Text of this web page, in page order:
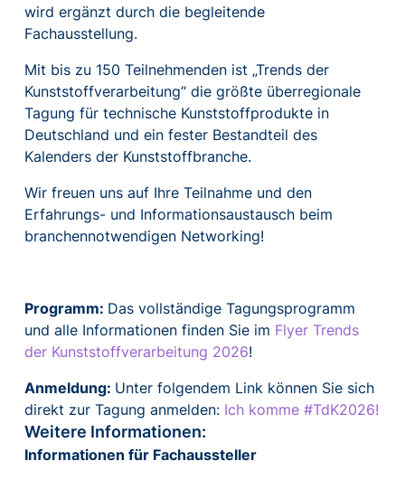
wird ergänzt durch die begleitende
Fachausstellung.
Mit bis zu 150 Teilnehmenden ist „Trends der
Kunststoffverarbeitung“ die größte überregionale
Tagung für technische Kunststoffprodukte in
Deutschland und ein fester Bestandteil des
Kalenders der Kunststoffbranche.
Wir freuen uns auf Ihre Teilnahme und den
Erfahrungs- und Informationsaustausch beim
branchennotwendigen Networking!
Programm: Das vollständige Tagungsprogramm
und alle Informationen finden Sie im Flyer Trends
der Kunststoffverarbeitung 2026!
Anmeldung: Unter folgendem Link können Sie sich
direkt zur Tagung anmelden: Ich komme #TdK2026!
Weitere Informationen:
Informationen für Fachaussteller